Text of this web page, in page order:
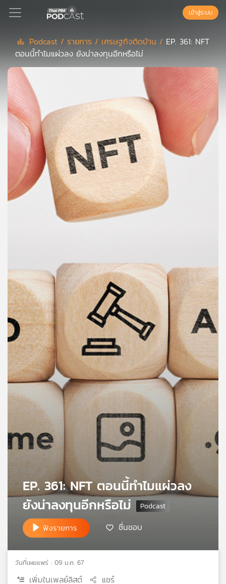
Podcast
เพล
ย์
ลิ
สต์
แนะนำ
ลิ
เพลง
บทความ
ข่าว
และ
กิจกรรม
เกี่ยว
กับ
เรา
เครือ
วิทยุ
ไทย
แผนที่
วิทยุ
เข้าสู่ระบบ
Podcast / รายการ / เศรษฐกิจติดบ้าน / EP. 361: NFT
ตอนนี้ทำไมแผ่วลง ยังน่าลงทุนอีกหรือไม่
EP. 361: NFT ตอนนี้ทำไมแผ่วลง
ยังน่าลงทุนอีกหรือไม่
ฟังรายการ ชื่นชอบ
วันที่เผยแพร่ : 09 ม.ค. 67
เพิ่มในเพลย์ลิสต์ แชร์